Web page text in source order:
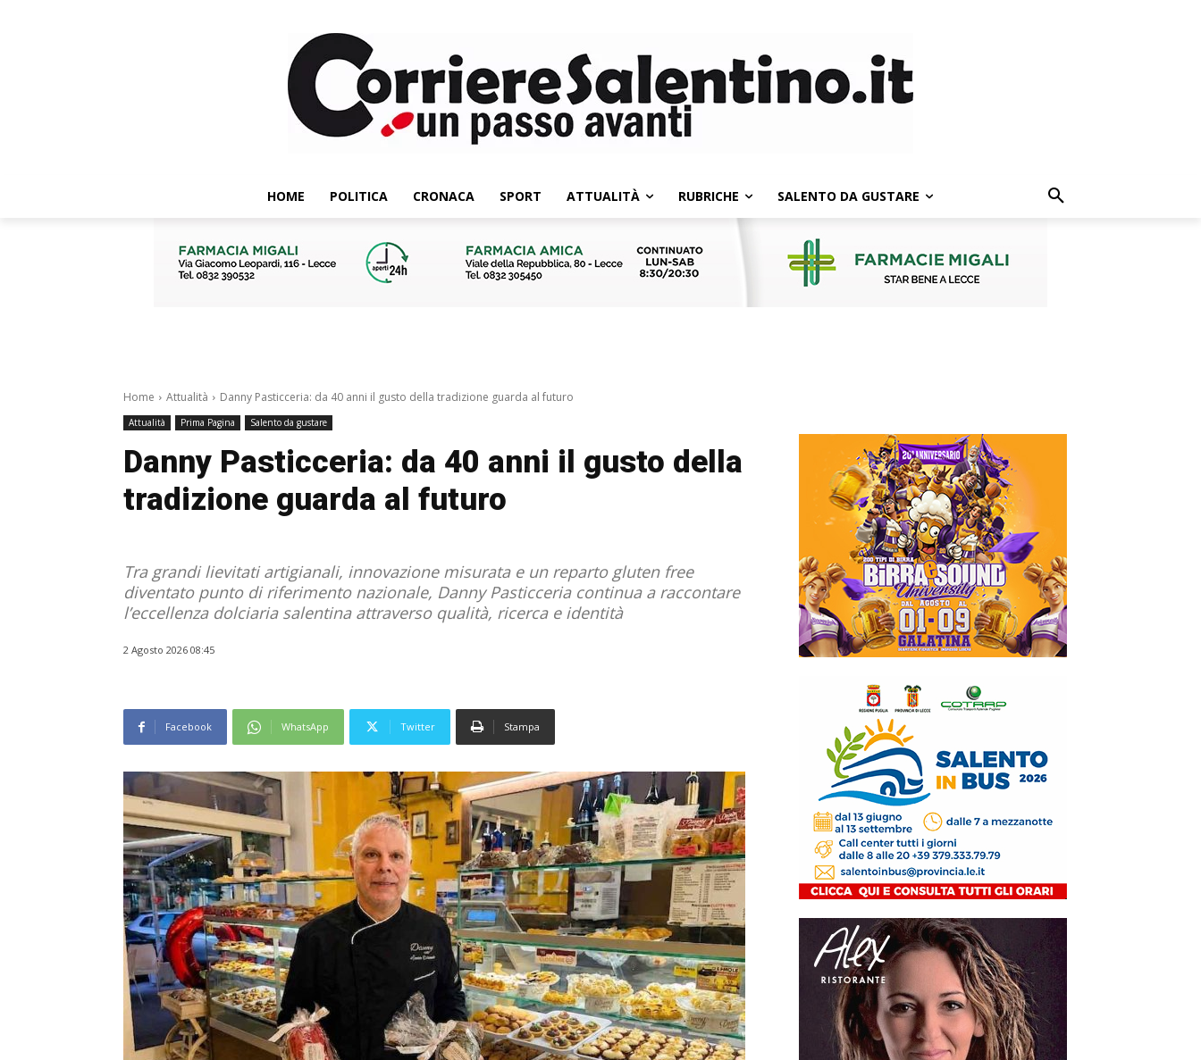
HOME POLITICA CRONACA SPORT ATTUALITÀ RUBRICHE SALENTO DA GUSTARE
Home Attualità Danny Pasticceria: da 40 anni il gusto della tradizione guarda al futuro
Attualità Prima Pagina Salento da gustare
Danny Pasticceria: da 40 anni il gusto della
tradizione guarda al futuro
Tra grandi lievitati artigianali, innovazione misurata e un reparto gluten free
diventato punto di riferimento nazionale, Danny Pasticceria continua a raccontare
l’eccellenza dolciaria salentina attraverso qualità, ricerca e identità
2 Agosto 2026 08:45
Facebook WhatsApp Twitter Stampa